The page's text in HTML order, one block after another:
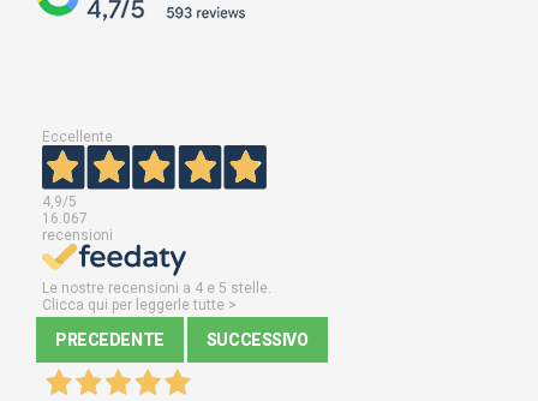
Eccellente
4,9/5
16.067
recensioni
Le nostre recensioni a 4 e 5 stelle.
Clicca qui per leggerle tutte >
PRECEDENTE SUCCESSIVO